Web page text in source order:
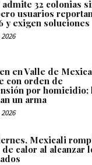
admite 32 colonias
usuarios
y exigen soluciones
en Valle de
con orden de
por homicidio;
un arma
Mexicali
calor al alcanzar